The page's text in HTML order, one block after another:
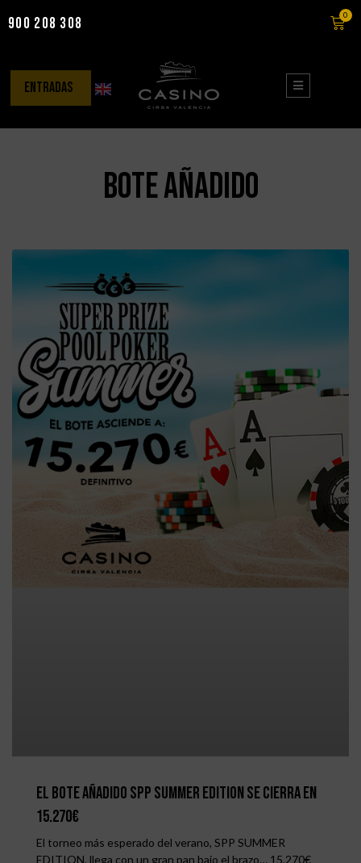
contenido
900 208 308 0
entradas
bote añadido
El bote añadido SPP Summer Edition se cierra en
15.270€
El torneo más esperado del verano, SPP SUMMER
EDITION, llega con un gran pan bajo el brazo… 15.270€